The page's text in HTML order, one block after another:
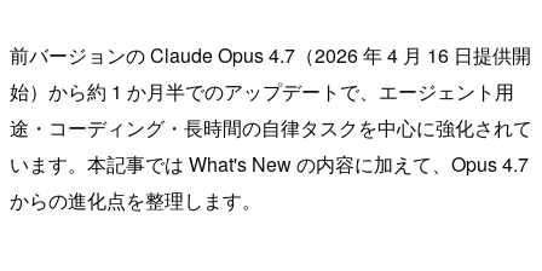
前バージョンの Claude Opus 4.7（2026 年 4 月 16 日提供開
始）から約 1 か月半でのアップデートで、エージェント用
途・コーディング・長時間の自律タスクを中心に強化されて
います。本記事では What's New の内容に加えて、Opus 4.7
からの進化点を整理します。